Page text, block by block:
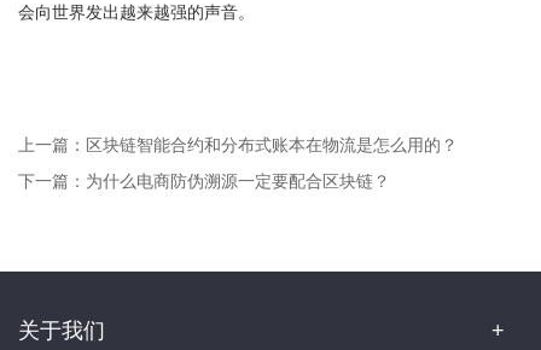
会向世界发出越来越强的声音。
上一篇： 区块链智能合约和分布式账本在物流是怎么用的？
下一篇： 为什么电商防伪溯源一定要配合区块链？
关于我们